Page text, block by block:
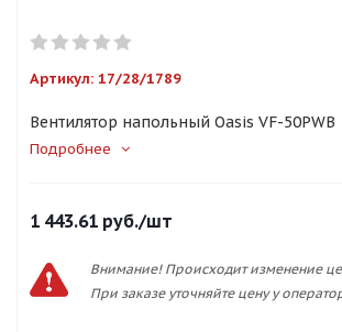
Артикул: 17/28/1789
Вентилятор напольный Оasis VF-50PWB
Подробнее
1 443.61 руб./шт
Внимание! Происходит изменение
При заказе уточняйте цену у